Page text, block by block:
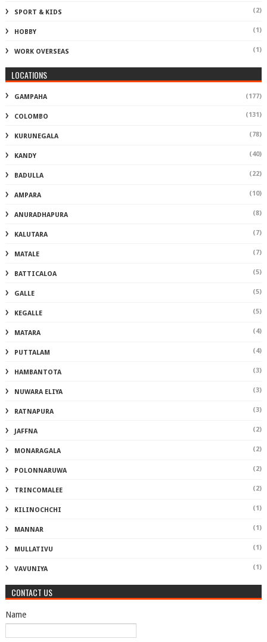
SPORT & KIDS (2)
HOBBY (1)
WORK OVERSEAS (1)
LOCATIONS
GAMPAHA (177)
COLOMBO (131)
KURUNEGALA (78)
KANDY (40)
BADULLA (22)
AMPARA (10)
ANURADHAPURA (8)
KALUTARA (7)
MATALE (7)
BATTICALOA (5)
GALLE (5)
KEGALLE (5)
MATARA (4)
PUTTALAM (4)
HAMBANTOTA (3)
NUWARA ELIYA (3)
RATNAPURA (3)
JAFFNA (2)
MONARAGALA (2)
POLONNARUWA (2)
TRINCOMALEE (2)
KILINOCHCHI (1)
MANNAR (1)
MULLATIVU (1)
VAVUNIYA (1)
CONTACT US
Name